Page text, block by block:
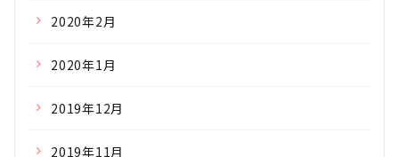
2020年2月
2020年1月
2019年12月
2019年11月